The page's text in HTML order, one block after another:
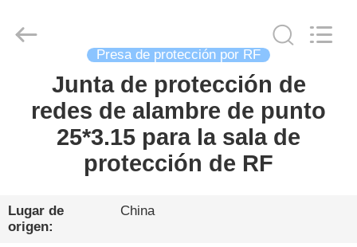
HOGAR
PRODUCTOS
NOSOTROS
Electronic
Presa de protección por RF
Junta de protección de
redes de alambre de punto
25*3.15 para la sala de
protección de RF
Lugar de
origen:
China